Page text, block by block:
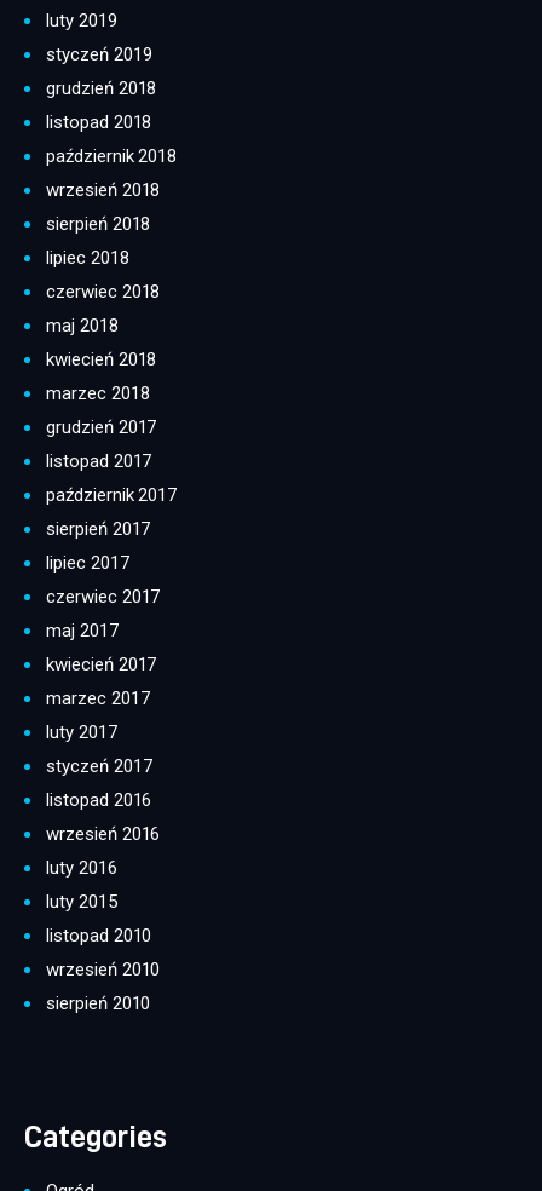
luty 2019
styczeń 2019
grudzień 2018
listopad 2018
październik 2018
wrzesień 2018
sierpień 2018
lipiec 2018
czerwiec 2018
maj 2018
kwiecień 2018
marzec 2018
grudzień 2017
listopad 2017
październik 2017
sierpień 2017
lipiec 2017
czerwiec 2017
maj 2017
kwiecień 2017
marzec 2017
luty 2017
styczeń 2017
listopad 2016
wrzesień 2016
luty 2016
luty 2015
listopad 2010
wrzesień 2010
sierpień 2010
Categories